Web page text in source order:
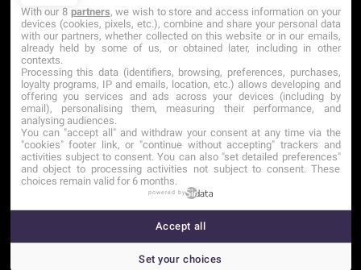
Contact Mentions légales Tarifs CGI
Établissement d’Enseignement
Supérieur Technique Privé
Dernière mise à jour : Août 2025
With our 8 partners, we wish to store and access information on your
devices (cookies, pixels, etc.), combine and share your personal data
with our partners, whether collected on this website or in our emails,
already held by some of us, or obtained later, including in other
contexts.
Processing this data (identifiers, browsing, preferences, purchases,
loyalty programs, IP and emails, location, etc.) allows developing and
offering you services and ads across your devices (including by
email), personalising them, measuring their performance, and
analysing audiences.
You can "accept all" and withdraw your consent at any time via the
"cookies" footer link, or "continue without accepting" trackers and
activities subject to consent. You can also "set detailed preferences"
and object to processing activities not subject to consent. These
choices remain valid for 6 months.
powered by
Set your choices
Accept all